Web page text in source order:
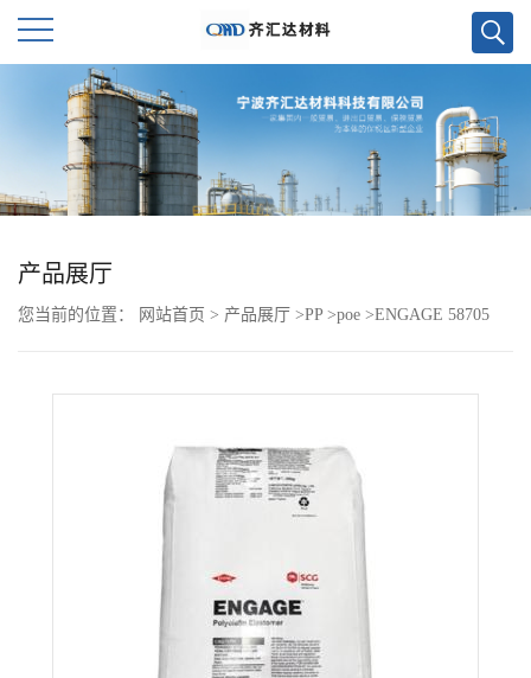
首
页
公
产品展厅
您当前的位置： 网站首页 > 产品展厅 >PP >poe >ENGAGE 58705